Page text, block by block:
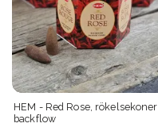
HEM - Red Rose, rökelsekoner
backflow